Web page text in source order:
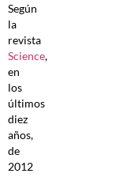
Según
la
revista
Science,
en
los
últimos
diez
años,
de
2012